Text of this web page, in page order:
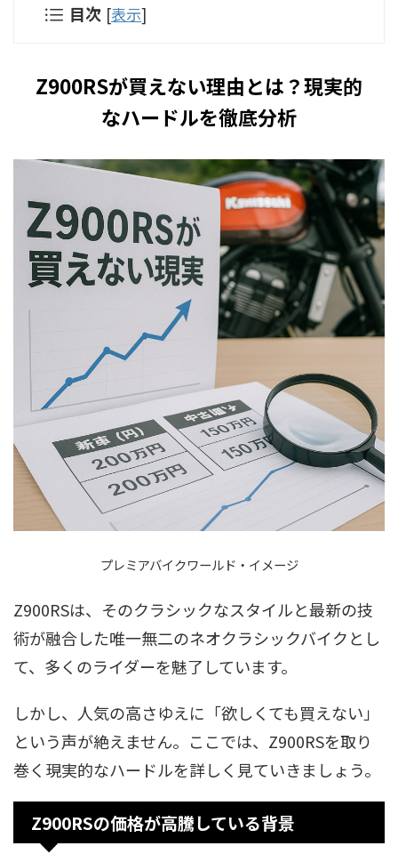
目次 [表示]
Z900RSが買えない理由とは？現実的
なハードルを徹底分析
プレミアバイクワールド・イメージ
Z900RSは、そのクラシックなスタイルと最新の技
術が融合した唯一無二のネオクラシックバイクとし
て、多くのライダーを魅了しています。
しかし、人気の高さゆえに「欲しくても買えない」
という声が絶えません。ここでは、Z900RSを取り
巻く現実的なハードルを詳しく見ていきましょう。
Z900RSの価格が高騰している背景